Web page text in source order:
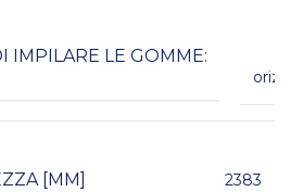
IMPILARE LE GOMME:
[MM] 2383